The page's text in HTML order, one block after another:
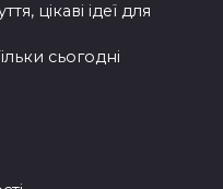
цікаві ідеї для
сьогодні